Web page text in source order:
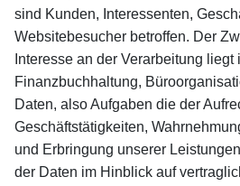
sind Kunden, Interessenten,
Websitebesucher betroffen. Der
Interesse an der Verarbeitung
Finanzbuchhaltung,
Daten, also Aufgaben die der
Geschäftstätigkeiten,
und Erbringung unserer
der Daten im Hinblick auf